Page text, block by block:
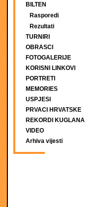
BILTEN
Rasporedi
Rezultati
TURNIRI
OBRASCI
FOTOGALERIJE
KORISNI LINKOVI
PORTRETI
MEMORIES
USPJESI
PRVACI HRVATSKE
REKORDI KUGLANA
VIDEO
Arhiva vijesti